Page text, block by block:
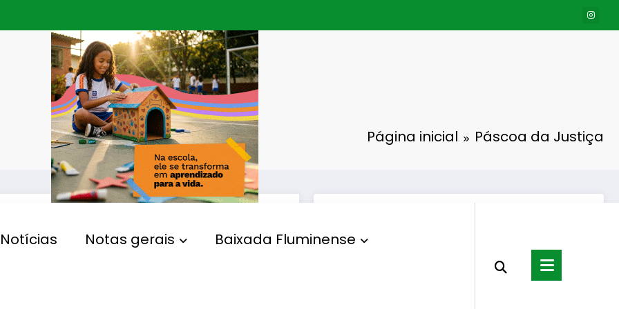
Notícias Notas gerais Baixada Fluminense
Página inicial Páscoa da Justiça
RELIGIÃO